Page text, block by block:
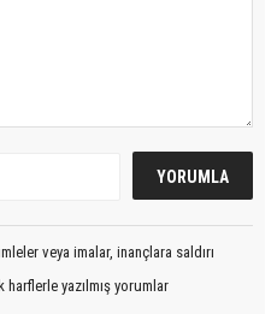
veya imalar, inançlara saldırı
yazılmış yorumlar